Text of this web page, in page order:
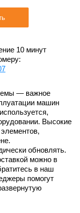
10 минут
— важное
машин
Высокие
обновлять.
можно в
в наш
помогут